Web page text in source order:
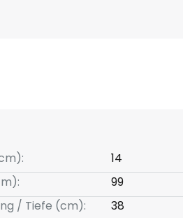
14
99
/ Tiefe (cm):
38